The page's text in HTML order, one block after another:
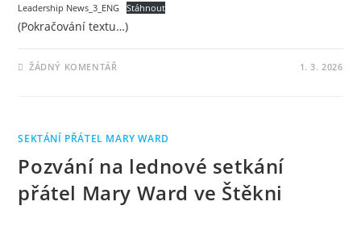
Leadership News_3_ENG Stáhnout
(Pokračování textu…)
ŽÁDNÝ KOMENTÁŘ 1. 3. 2026
SEKTÁNÍ PŘÁTEL MARY WARD
Pozvání na lednové setkání
přátel Mary Ward ve Štěkni